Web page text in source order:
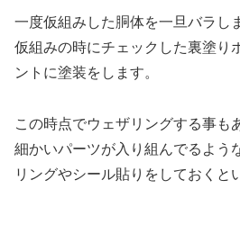
一度仮組みした胴体を一旦バラし
仮組みの時にチェックした裏塗り
ントに塗装をします。
この時点でウェザリングする事も
細かいパーツが入り組んでるよう
リングやシール貼りをしておくと